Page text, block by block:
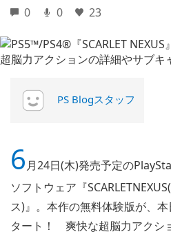
0 0 23
PS Blogスタッフ
6月24日(木)発売予定の
ソフトウェア『
ス)』。本作の無料体験版が、
タート！ 爽快な超脳力アクシ